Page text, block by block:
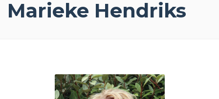
Marieke Hendriks